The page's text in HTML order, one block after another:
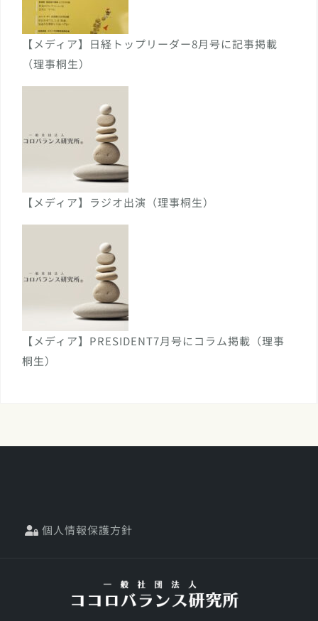
【メディア】日経トップリーダー8月号に記事掲載
（理事桐生）
【メディア】ラジオ出演（理事桐生）
【メディア】PRESIDENT7月号にコラム掲載（理事
桐生）
個人情報保護方針